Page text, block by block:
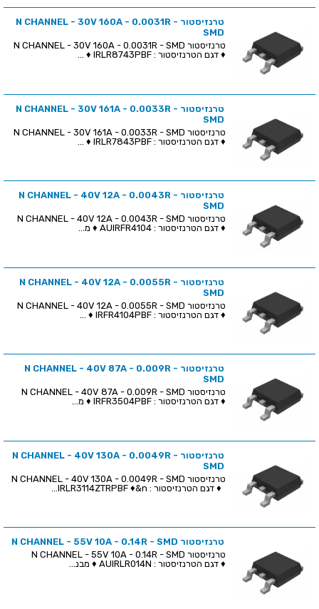
טרנזיסטור N CHANNEL - 30V 160A - 0.0031R -
SMD
♦ דגם הטרנזיסטור : IRLR8743PBF ♦ ...
טרנזיסטור N CHANNEL - 30V 161A - 0.0033R -
SMD
♦ דגם הטרנזיסטור : IRLR7843PBF ♦ ...
טרנזיסטור N CHANNEL - 40V 12A - 0.0043R -
SMD
♦ דגם הטרנזיסטור : AUIRFR4104 ♦ מ...
טרנזיסטור N CHANNEL - 40V 12A - 0.0055R -
SMD
♦ דגם הטרנזיסטור : IRFR4104PBF ♦ ...
טרנזיסטור N CHANNEL - 40V 87A - 0.009R -
SMD
♦ דגם הטרנזיסטור : IRFR3504PBF ♦ מ...
טרנזיסטור N CHANNEL - 40V 130A - 0.0049R -
SMD
טרנזיסטור N CHANNEL - 40V 130A - 0.0049R - SMD
♦ דגם הטרנזיסטור : IRLR3114ZTRPBF ♦&n...
טרנזיסטור N CHANNEL - 55V 10A - 0.14R - SMD
♦ דגם הטרנזיסטור : AUIRLR014N ♦ מבנ...